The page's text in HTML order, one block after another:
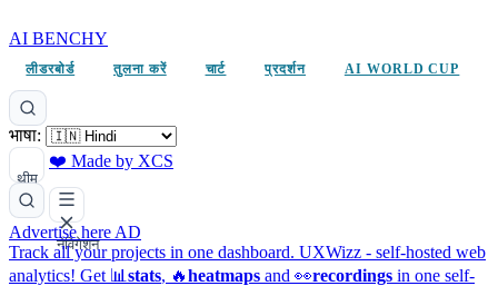
AI BENCHY
लीडरबोर्ड तुलना करें चार्ट प्रदर्शन AI WORLD CUP
भाषा:
थीम
❤️ Made by XCS
नेविगेशन
Advertise here AD
Track all your projects in one dashboard. UXWizz - self-hosted web
analytics! Get 📊 stats, 🔥heatmaps and 👀recordings in one self-